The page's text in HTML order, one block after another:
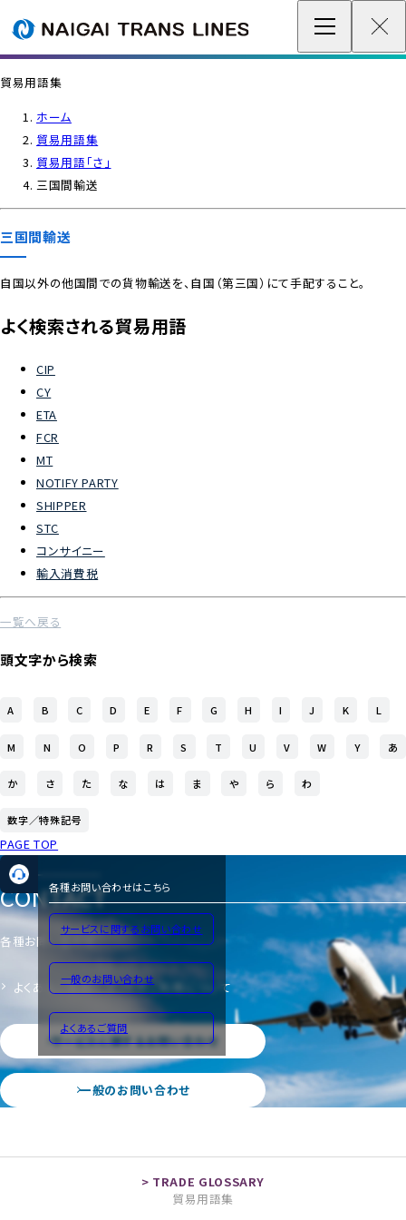
IR情報
物流トピックス
企業情報 / グローバルネットワーク
各種情報
最新情報
貿易用語集
ホーム
貿易用語集
貿易用語「さ」
三国間輸送
三国間輸送
自国以外の他国間での貨物輸送を、自国（第三国）にて手配すること。
よく検索される貿易用語
CIP
CY
ETA
FCR
MT
NOTIFY PARTY
SHIPPER
STC
コンサイニー
輸入消費税
一覧へ戻る
頭文字から検索
A B C D E F G H I J K L
M N O P R S T U V W Y あ
か さ た な は ま や ら わ
数字／特殊記号
PAGE TOP
各種お問い合わせはこちら
サービスに関するお問い合わせ
一般のお問い合わせ
よくあるご質問
CONTACT
各種お問い合わせ
よくあるご質問 サイトのご利用について
サービスに関するお問い合わせ
一般のお問い合わせ
貿易用語集